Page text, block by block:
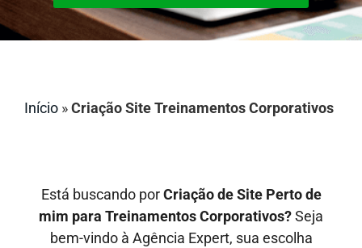
Início »Criação Site Treinamentos Corporativos
Está buscando porCriação de Site Perto de
mim para Treinamentos Corporativos?Seja
bem-vindo à Agência Expert, sua escolha